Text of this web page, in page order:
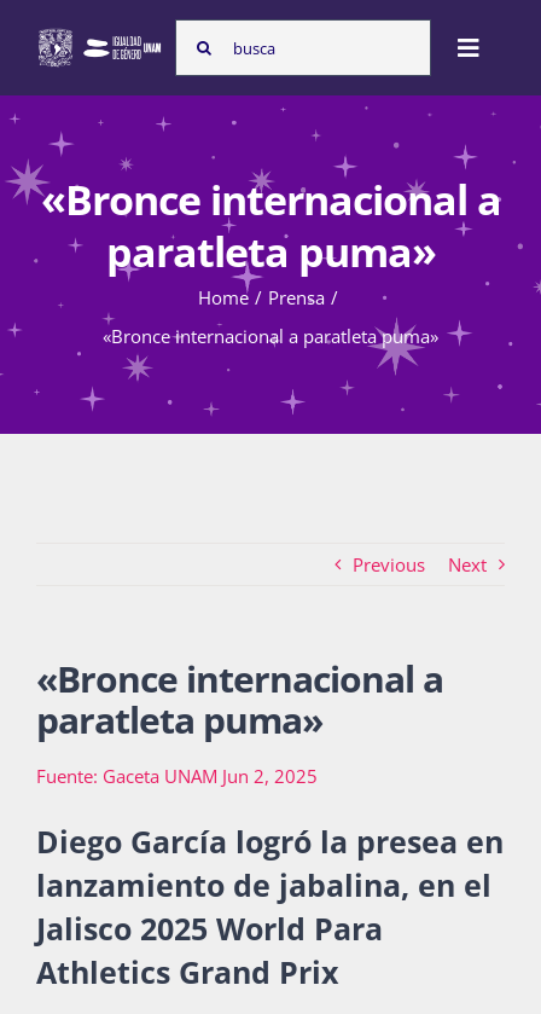
content
Search
for:
Toggle
Nosotras
Programas
Atención de la violencia de género
La Boletina
Recursos
«Bronce internacional a
paratleta puma»
Home
Prensa
«Bronce internacional a paratleta puma»
Previous Next
«Bronce internacional a
paratleta puma»
Fuente: Gaceta UNAM Jun 2, 2025
Diego García logró la presea en
lanzamiento de jabalina, en el
Jalisco 2025 World Para
Athletics Grand Prix